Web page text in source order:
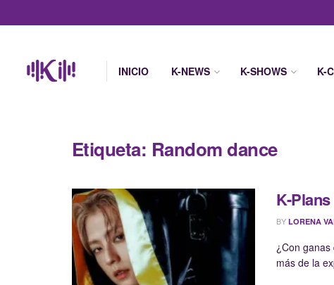
INICIO K-NEWS K-SHOWS K-
Etiqueta: Random dance
K-
BY LORENA
¿Con
más de la